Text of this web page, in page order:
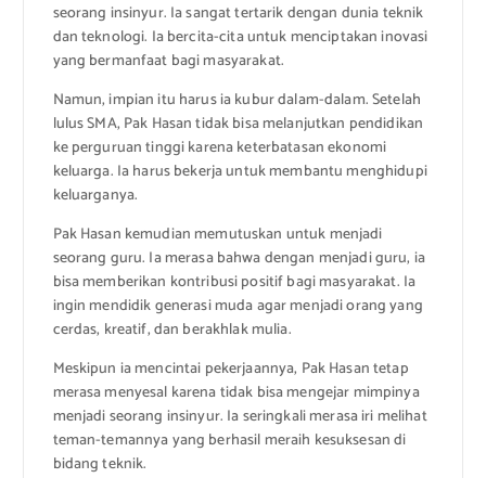
seorang insinyur. Ia sangat tertarik dengan dunia teknik
dan teknologi. Ia bercita-cita untuk menciptakan inovasi
yang bermanfaat bagi masyarakat.
Namun, impian itu harus ia kubur dalam-dalam. Setelah
lulus SMA, Pak Hasan tidak bisa melanjutkan pendidikan
ke perguruan tinggi karena keterbatasan ekonomi
keluarga. Ia harus bekerja untuk membantu menghidupi
keluarganya.
Pak Hasan kemudian memutuskan untuk menjadi
seorang guru. Ia merasa bahwa dengan menjadi guru, ia
bisa memberikan kontribusi positif bagi masyarakat. Ia
ingin mendidik generasi muda agar menjadi orang yang
cerdas, kreatif, dan berakhlak mulia.
Meskipun ia mencintai pekerjaannya, Pak Hasan tetap
merasa menyesal karena tidak bisa mengejar mimpinya
menjadi seorang insinyur. Ia seringkali merasa iri melihat
teman-temannya yang berhasil meraih kesuksesan di
bidang teknik.